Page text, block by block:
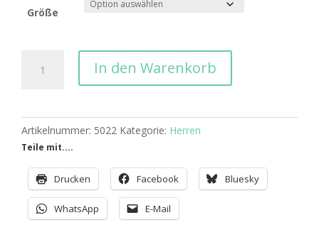
Größe
Thermo-
In den Warenkorb
Artikelnummer: 5022 Kategorie: Herren
Teile mit....
Drucken Facebook Bluesky
WhatsApp E-Mail